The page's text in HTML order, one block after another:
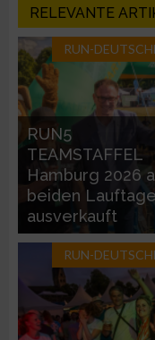
RELEVANTE
RUN-
RUN5
TEAMSTAFFEL
Hamburg 2026
beiden
ausverkauft
RUN-
Messung der
Analyse von
verschiedenen
Entwicklung und
Verwendung
IAB-Besonderheiten:
Verwendung
Geräte anhand